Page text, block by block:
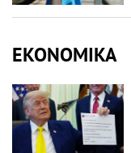
EKONOMIKA